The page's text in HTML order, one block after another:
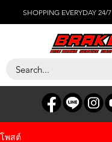
SHOPPING EVERYDAY 24/7
โพสต์